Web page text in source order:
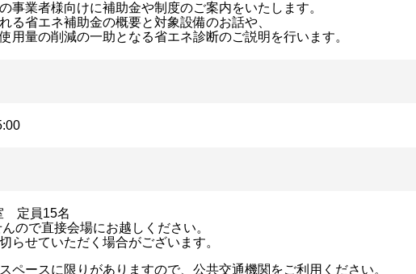
事業者様向けに補助金や制度のご案内をいたします。
る省エネ補助金の概要と対象設備のお話や、
用量の削減の一助となる省エネ診断のご説明を行います。
定員15名
ので直接会場にお越しください。
らせていただく場合がございます。
ペースに限りがありますので、公共交通機関をご利用ください。